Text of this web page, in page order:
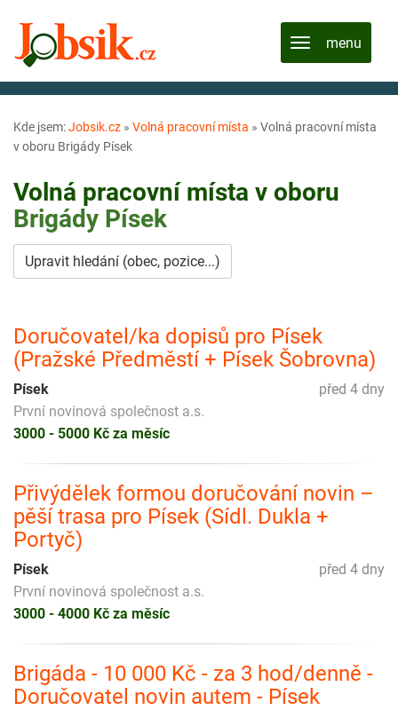
Kde jsem:Jobsik.cz » Volná pracovní místa » Volná pracovní místa
v oboru Brigády Písek
Volná pracovní místa v oboru
Brigády Písek
Upravit hledání (obec, pozice...)
Doručovatel/ka dopisů pro Písek
(Pražské Předměstí + Písek Šobrovna)
před 4 dny
Písek
První novinová společnost a.s.
3000 - 5000 Kč za měsíc
Přivýdělek formou doručování novin –
pěší trasa pro Písek (Sídl. Dukla +
Portyč)
před 4 dny
Písek
První novinová společnost a.s.
3000 - 4000 Kč za měsíc
Brigáda - 10 000 Kč - za 3 hod/denně -
Doručovatel novin autem - Písek